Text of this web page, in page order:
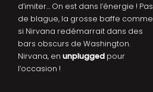
d’imiter… On est dans l’énergie ! Pas
de blague, la grosse baffe comme
si Nirvana redémarrait dans des
bars obscurs de Washington.
Nirvana, en unplugged pour
l’occasion !